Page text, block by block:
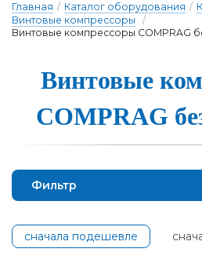
Главная / Каталог оборудования /
Винтовые компрессоры
/
Винтовые компрессоры COMPRAG
Винтовые
COMPRAG
Фильтр
сначала подешевле